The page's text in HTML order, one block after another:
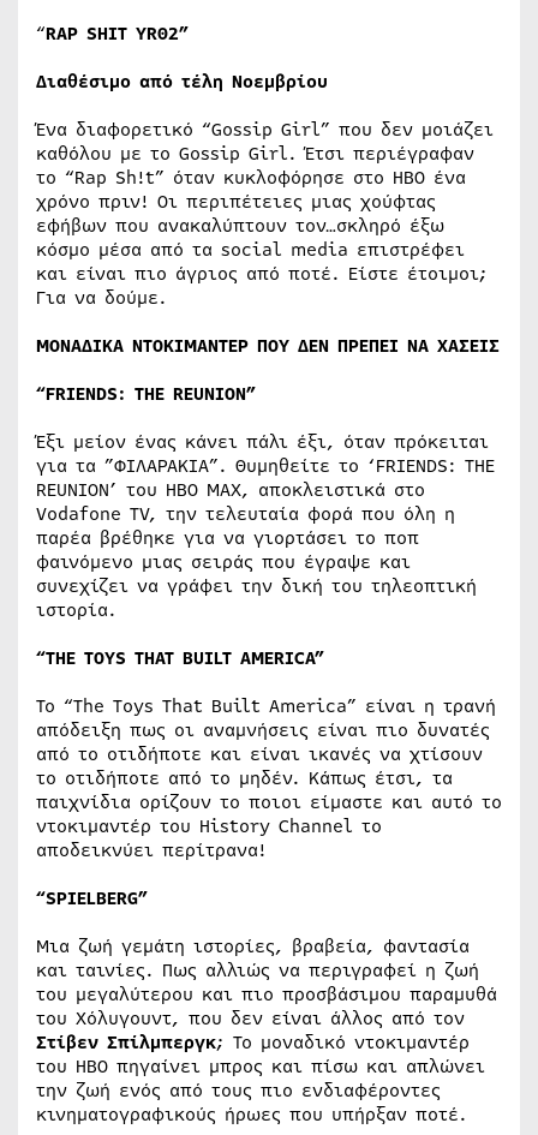
“RAP SHIT YR02”
Διαθέσιμο από τέλη Νοεμβρίου
Ένα διαφορετικό “Gossip Girl” που δεν μοιάζει
καθόλου με το Gossip Girl. Έτσι περιέγραφαν
το “Rap Sh!t” όταν κυκλοφόρησε στο ΗΒΟ ένα
χρόνο πριν! Οι περιπέτειες μιας χούφτας
εφήβων που ανακαλύπτουν τον…σκληρό έξω
κόσμο μέσα από τα social media επιστρέφει
και είναι πιο άγριος από ποτέ. Είστε έτοιμοι;
Για να δούμε.
ΜΟΝΑΔΙΚΑ ΝΤΟΚΙΜΑΝΤΕΡ ΠΟΥ ΔΕΝ ΠΡΕΠΕΙ ΝΑ ΧΑΣΕΙΣ
“FRIENDS: THE REUNION”
Έξι μείον ένας κάνει πάλι έξι, όταν πρόκειται
για τα ”ΦΙΛΑΡΑΚΙΑ”. Θυμηθείτε το ‘FRIENDS: THE
REUNION’ του ΗΒΟ ΜΑΧ, αποκλειστικά στο
Vodafone TV, την τελευταία φορά που όλη η
παρέα βρέθηκε για να γιορτάσει το ποπ
φαινόμενο μιας σειράς που έγραψε και
συνεχίζει να γράφει την δική του τηλεοπτική
ιστορία.
“THE TOYS THAT BUILT AMERICA”
Το “The Toys That Built America” είναι η τρανή
απόδειξη πως οι αναμνήσεις είναι πιο δυνατές
από το οτιδήποτε και είναι ικανές να χτίσουν
το οτιδήποτε από το μηδέν. Κάπως έτσι, τα
παιχνίδια ορίζουν το ποιοι είμαστε και αυτό το
ντοκιμαντέρ του History Channel το
αποδεικνύει περίτρανα!
“SPIELBERG”
Μια ζωή γεμάτη ιστορίες, βραβεία, φαντασία
και ταινίες. Πως αλλιώς να περιγραφεί η ζωή
του μεγαλύτερου και πιο προσβάσιμου παραμυθά
του Χόλυγουντ, που δεν είναι άλλος από τον
Στίβεν Σπίλμπεργκ; Το μοναδικό ντοκιμαντέρ
του ΗΒΟ πηγαίνει μπρος και πίσω και απλώνει
την ζωή ενός από τους πιο ενδιαφέροντες
κινηματογραφικούς ήρωες που υπήρξαν ποτέ.